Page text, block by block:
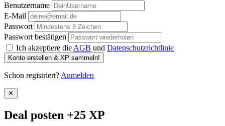
Benutzername
E-Mail
Passwort
Passwort bestätigen
Ich akzeptiere die AGB und Datenschutzrichtlinie
Konto erstellen & XP sammeln!
Schon registriert? Anmelden
✕
Deal posten +25 XP